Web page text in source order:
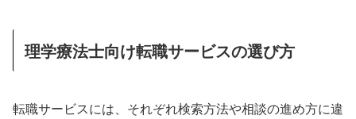
理学療法士向け転職サービスの選び方
転職サービスには、それぞれ検索方法や相談の進め方に違